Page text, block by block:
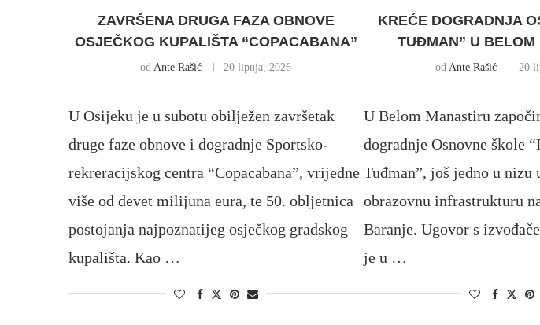
ZAVRŠENA DRUGA FAZA OBNOVE
OSJEČKOG KUPALIŠTA “COPACABANA”
od Ante Rašić 20 lipnja, 2026
U Osijeku je u subotu obilježen završetak
druge faze obnove i dogradnje Sportsko-
rekreracijskog centra “Copacabana”, vrijedne
više od devet milijuna eura, te 50. obljetnica
postojanja najpoznatijeg osječkog gradskog
kupališta. Kao …
KREĆE DOGRADNJA
TUĐMAN” U BELOM
od Ante Rašić 20
U Belom Manastiru
dogradnje Osnovne škole
Tuđman”, još jedno u nizu
obrazovnu infrastrukturu
Baranje. Ugovor s
je u …